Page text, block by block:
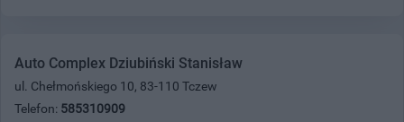
Auto Complex Dziubiński Stanisław
ul. Chełmońskiego 10, 83-110 Tczew
Telefon: 585310909